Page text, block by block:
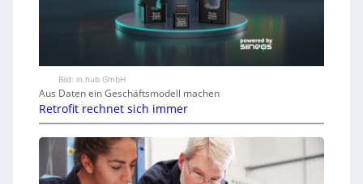
Bild: in.hub GmbH
Aus Daten ein Geschäftsmodell machen
Retrofit rechnet sich immer